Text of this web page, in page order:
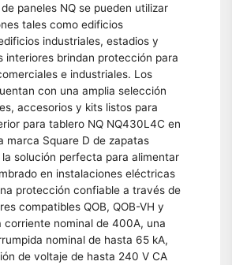
paneles NQ se pueden utilizar
tales como edificios
industriales, estadios y
interiores brindan protección para
e industriales. Los
con una amplia selección
accesorios y kits listos para
para tablero NQ NQ430L4C en
marca Square D de zapatas
la solución perfecta para alimentar
en instalaciones eléctricas
protección confiable a través de
compatibles QOB, QOB-VH y
corriente nominal de 400A, una
nominal de hasta 65 kA,
de voltaje de hasta 240 V CA